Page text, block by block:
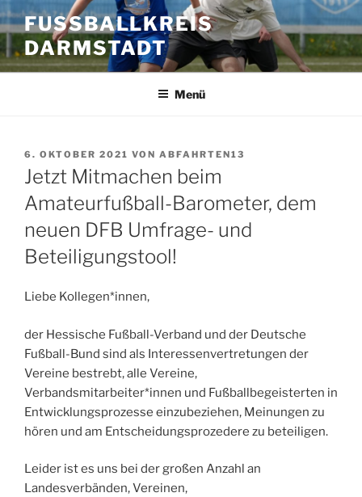
Zum
Inhalt
springen
FUSSBALLKREIS D
ARMSTADT
Menü
VERÖFFENTLICHT
AM
6. OKTOBER 2021 VON ABFAHRTEN13
Jetzt Mitmachen beim
Amateurfußball-Barometer, dem
neuen DFB Umfrage- und
Beteiligungstool!
Liebe Kollegen*innen,
der Hessische Fußball-Verband und der Deutsche
Fußball-Bund sind als Interessenvertretungen der
Vereine bestrebt, alle Vereine,
Verbandsmitarbeiter*innen und Fußballbegeisterten in
Entwicklungsprozesse einzubeziehen, Meinungen zu
hören und am Entscheidungsprozedere zu beteiligen.
Leider ist es uns bei der großen Anzahl an
Landesverbänden, Vereinen,